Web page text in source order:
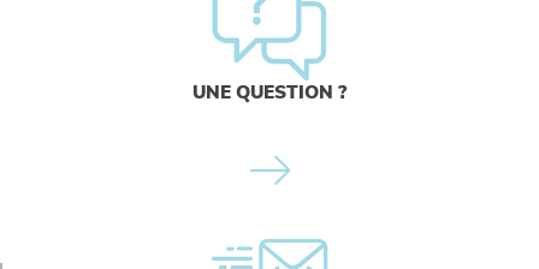
UNE QUESTION ?